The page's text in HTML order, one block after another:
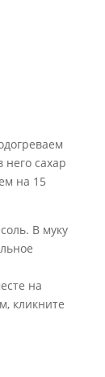
сахар
на 15
В муку
на
кликните